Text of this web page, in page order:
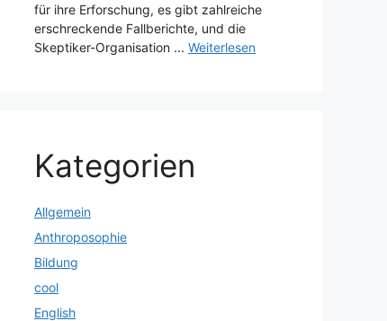
für ihre Erforschung, es gibt zahlreiche
erschreckende Fallberichte, und die
Skeptiker-Organisation ... Weiterlesen
Kategorien
Allgemein
Anthroposophie
Bildung
cool
English